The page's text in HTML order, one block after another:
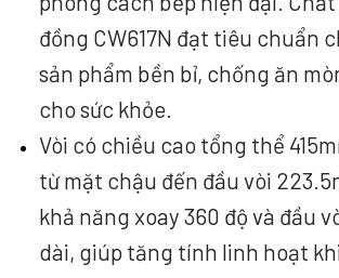
đồng CW617N đạt tiêu chuẩn
sản phẩm bền bỉ, chống ăn
cho sức khỏe.
Vòi có chiều cao tổng thể
từ mặt chậu đến đầu vòi
khả năng xoay 360 độ và đầu
dài, giúp tăng tính linh hoạt